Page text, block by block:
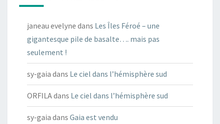
janeau evelyne dans Les Îles Féroé – une
gigantesque pile de basalte…. mais pas
seulement !
sy-gaia dans Le ciel dans l’hémisphère sud
ORFILAdans Le ciel dans l’hémisphère sud
sy-gaia dans Gaia est vendu